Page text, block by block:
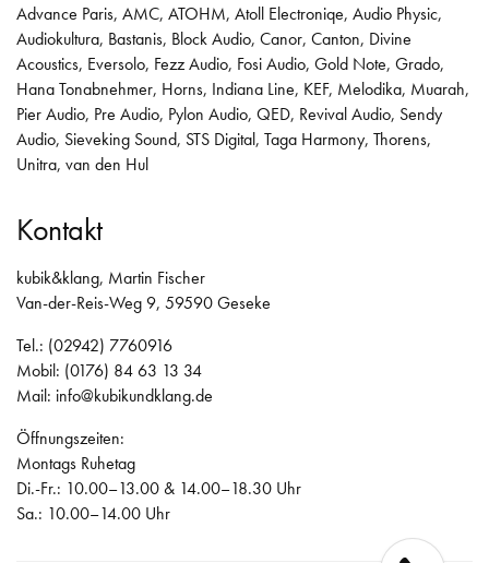
Advance Paris, AMC, ATOHM, Atoll Electroniqe, Audio Physic,
Audiokultura, Bastanis, Block Audio, Canor, Canton, Divine
Acoustics, Eversolo, Fezz Audio, Fosi Audio, Gold Note, Grado,
Hana Tonabnehmer, Horns, Indiana Line, KEF, Melodika, Muarah,
Pier Audio, Pre Audio, Pylon Audio, QED, Revival Audio, Sendy
Audio, Sieveking Sound, STS Digital, Taga Harmony, Thorens,
Unitra, van den Hul
Kontakt
kubik&klang, Martin Fischer
Van-der-Reis-Weg 9, 59590 Geseke
Tel.: (02942) 7760916
Mobil: (0176) 84 63 13 34
Mail: info@kubikundklang.de
Öffnungszeiten:
Montags Ruhetag
Di.-Fr.: 10.00–13.00 & 14.00–18.30 Uhr
Sa.: 10.00–14.00 Uhr